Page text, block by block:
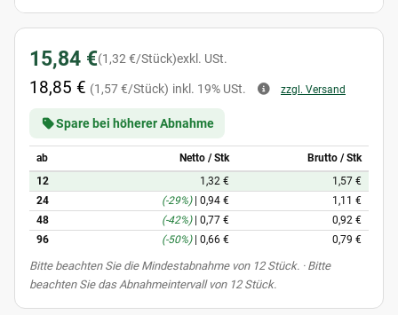
15,84 €(1,32 €/Stück)exkl. USt.
18,85 € (1,57 €/Stück) inkl. 19% USt. zzgl. Versand
Spare bei höherer Abnahme
ab Netto / Stk
Brutto / Stk
12
1,32 €
1,57 €
24
(-29%) 0,94 €
1,11 €
48
(-42%) 0,77 €
0,92 €
96
(-50%) 0,66 € 0,79 €
xBitte beachten Sie die Mindestabnahme von 12 Stück. · Bitte
beachten Sie das Abnahmeintervall von 12 Stück.